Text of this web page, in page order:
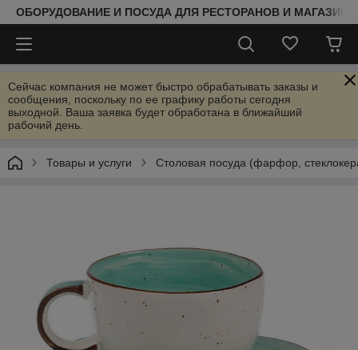
ОБОРУДОВАНИЕ И ПОСУДА ДЛЯ РЕСТОРАНОВ И
Сейчас компания не может быстро обрабатывать заказы и
сообщения, поскольку по ее графику работы сегодня
выходной. Ваша заявка будет обработана в ближайший
рабочий день.
Товары и услуги Столовая посуда (фарфор,